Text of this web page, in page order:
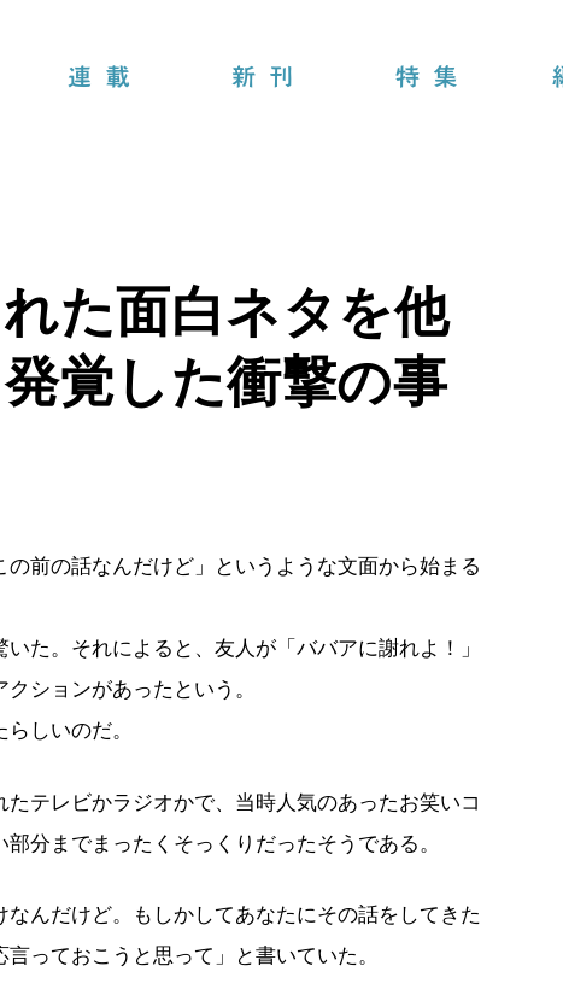
た面白ネタを他
覚した衝撃の事
前の話なんだけど」というような文面から始まる
た。それによると、友人が「ババアに謝れよ！」
ションがあったという。
しいのだ。
テレビかラジオかで、当時人気のあったお笑いコ
分までまったくそっくりだったそうである。
んだけど。もしかしてあなたにその話をしてきた
っておこうと思って」と書いていた。